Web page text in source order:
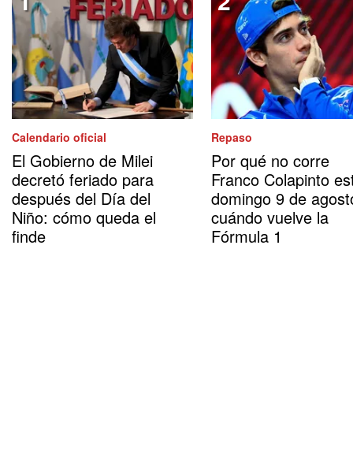
Calendario oficial
El Gobierno de Milei
decretó feriado para
después del Día del
Niño: cómo queda el
finde
Repaso
Por qué no corre
Franco Colapinto
domingo 9 de
cuándo vuelve la
Fórmula 1